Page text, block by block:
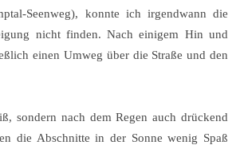
Seenweg), konnte ich irgendwann die
nicht finden. Nach einigem Hin und
einen Umweg über die Straße und den
sondern nach dem Regen auch drückend
die Abschnitte in der Sonne wenig Spaß